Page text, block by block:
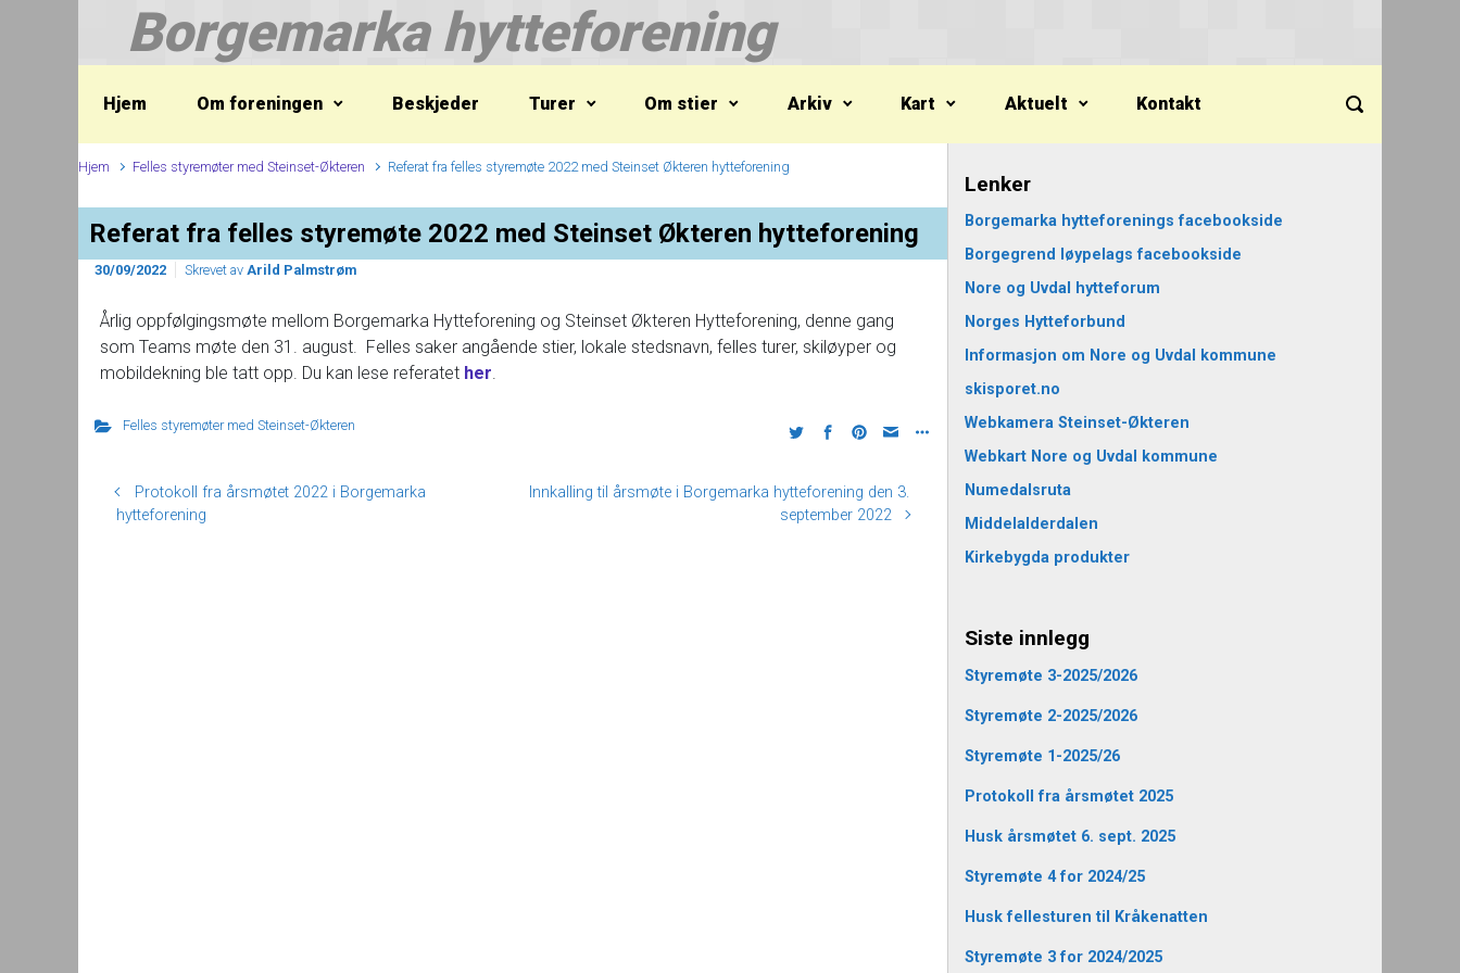
Skip to main contentBorgemarka hytteforening
Hjem Om foreningen Beskjeder Turer Om stier Arkiv Kart Aktuelt Kontakt
Hjem Felles styremøter med Steinset-Økteren Referat fra felles styremøte 2022 med Steinset Økteren hytteforening
Referat fra felles styremøte 2022 med Steinset Økteren hytteforening
30/09/2022 Skrevet av Arild Palmstrøm
Årlig oppfølgingsmøte mellom Borgemarka Hytteforening og Steinset Økteren Hytteforening, denne gang
som Teams møte den 31. august. Felles saker angående stier, lokale stedsnavn, felles turer, skiløyper og
mobildekning ble tatt opp. Du kan lese referatet her.
Felles styremøter med Steinset-Økteren
Protokoll fra årsmøtet 2022 i Borgemarka
hytteforening
Innkalling til årsmøte i Borgemarka hytteforening den 3.
september 2022
Lenker
Borgemarka hytteforenings facebookside
Borgegrend løypelags facebookside
Nore og Uvdal hytteforum
Norges Hytteforbund
Informasjon om Nore og Uvdal kommune
skisporet.no
Webkamera Steinset-Økteren
Webkart Nore og Uvdal kommune
Numedalsruta
Middelalderdalen
Kirkebygda produkter
Siste innlegg
Styremøte 3-2025/2026
Styremøte 2-2025/2026
Styremøte 1-2025/26
Protokoll fra årsmøtet 2025
Husk årsmøtet 6. sept. 2025
Styremøte 4 for 2024/25
Husk fellesturen til Kråkenatten
Styremøte 3 for 2024/2025